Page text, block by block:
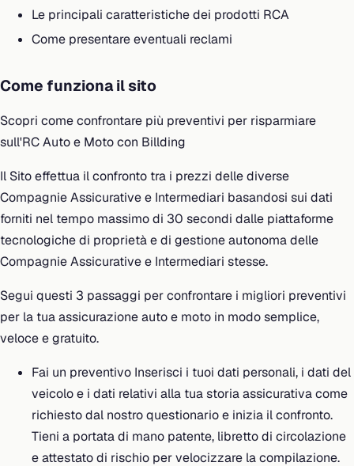
Le principali caratteristiche dei prodotti RCA
Come presentare eventuali reclami
Come funziona il sito
Scopri come confrontare più preventivi per risparmiare
sull'RC Auto e Moto con Billding
Il Sito effettua il confronto tra i prezzi delle diverse
Compagnie Assicurative e Intermediari basandosi sui dati
forniti nel tempo massimo di 30 secondi dalle piattaforme
tecnologiche di proprietà e di gestione autonoma delle
Compagnie Assicurative e Intermediari stesse.
Segui questi 3 passaggi per confrontare i migliori preventivi
per la tua assicurazione auto e moto in modo semplice,
veloce e gratuito.
Fai un preventivo Inserisci i tuoi dati personali, i dati del
veicolo e i dati relativi alla tua storia assicurativa come
richiesto dal nostro questionario e inizia il confronto.
Tieni a portata di mano patente, libretto di circolazione
e attestato di rischio per velocizzare la compilazione.